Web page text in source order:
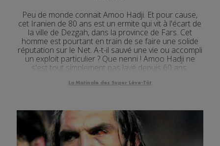
Peu de monde connait Amoo Hadji. Et pour cause,
cet Iranien de 80 ans est un ermite qui vit à l'écart de
la ville de Dezgah, dans la province de Fars. Cet
homme est pourtant en train de se faire une solide
réputation sur le Net. A-t-il sauvé une vie ou accompli
un exploit particulier ? Que nenni ! Amoo Hadji ne
s'est tout simplement pas lavé depuis 60 ans.
La Matinale des Super Lève-Tôt